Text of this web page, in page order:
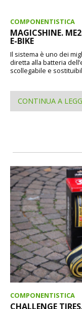
COMPONENTISTICA
MAGICSHINE.
E-BIKE
Il sistema è uno dei
diretta alla batteria
scollegabile e
CONTINUA A
COMPONENTISTICA
CHALLENGE